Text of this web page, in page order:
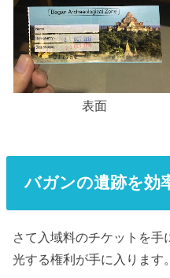
表面
バガンの遺跡を効
さて入域料のチケットを手
光する権利が手に入ります。